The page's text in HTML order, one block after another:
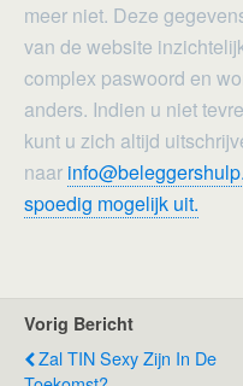
meer niet. Deze
van de website
complex paswoord en
anders. Indien u niet
kunt u zich altijd
naar
spoedig mogelijk uit.
Vorig Bericht
Zal TIN Sexy Zijn In De